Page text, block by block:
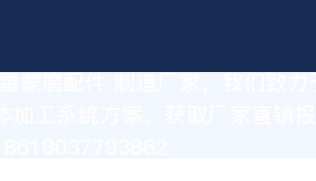
工系统方案。获取厂家直销报